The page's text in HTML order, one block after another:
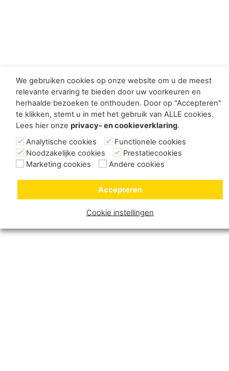
We gebruiken cookies op onze website om u de meest
relevante ervaring te bieden door uw voorkeuren en
herhaalde bezoeken te onthouden. Door op "Accepteren"
te klikken, stemt u in met het gebruik van ALLE cookies.
Lees hier onze privacy- en cookieverklaring.
Analytische cookies
Functionele cookies
Noodzakelijke cookies
Prestatiecookies
Marketing cookies
Andere cookies
Cookie instellingen
Accepteren